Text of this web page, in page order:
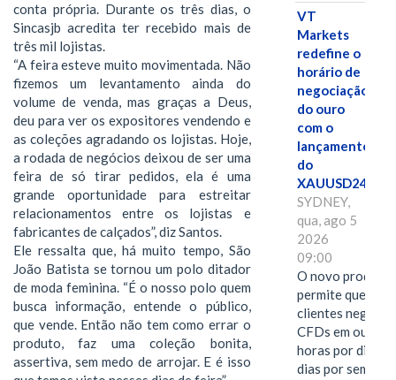
conta própria. Durante os três dias, o
Sincasjb acredita ter recebido mais de
três mil lojistas.
“A feira esteve muito movimentada. Não
fizemos um levantamento ainda do
volume de venda, mas graças a Deus,
deu para ver os expositores vendendo e
as coleções agradando os lojistas. Hoje,
a rodada de negócios deixou de ser uma
feira de só tirar pedidos, ela é uma
grande oportunidade para estreitar
relacionamentos entre os lojistas e
fabricantes de calçados”, diz Santos.
Ele ressalta que, há muito tempo, São
João Batista se tornou um polo ditador
de moda feminina. “É o nosso polo quem
busca informação, entende o público,
que vende. Então não tem como errar o
produto, faz uma coleção bonita,
assertiva, sem medo de arrojar. E é isso
VT
Markets
redefine o
horário de
negociação
do ouro
com o
lançamento
do
XAUUSD247
SYDNEY,
qua, ago 5
2026
09:00
O novo produto
permite que os
clientes
CFDs em ouro
horas por dia,
dias por semana,